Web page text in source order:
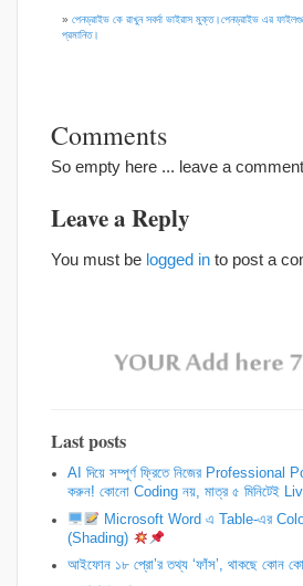
» পেনড্রাইভ কে রাখুন সবর্দা ভাইরাস মুক্ত।পেনড্রাইভ এর
প্রমানিত।
Comments
So empty here ... leave a
Leave a Reply
You must be logged in to post a
Last posts
AI দিয়ে সম্পূর্ণ ফ্রিতে নিজের Professional
করুন! কোনো Coding নয়, মাত্র ৫ মিনিটেই
Microsoft Word এ Table-এর
(Shading)
আইফোন ১৮ প্রো’র তথ্য ‘ফাঁস’, থাকছে কোন